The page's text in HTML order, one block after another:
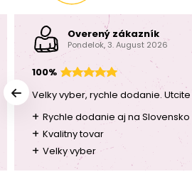
Overený zákazník
Pondelok, 3. August 2026
100%
Velky vyber, rychle dodanie.
+ Rychle dodanie aj na Slovensko
+ Kvalitny tovar
+ Velky vyber